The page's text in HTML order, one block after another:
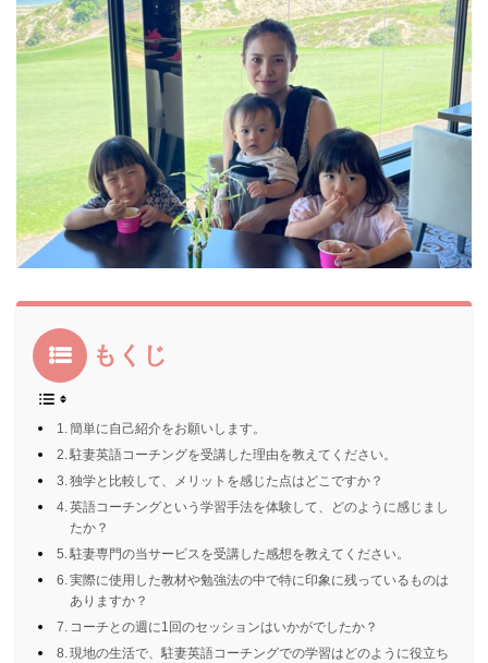
もくじ
簡単に自己紹介をお願いします。
駐妻英語コーチングを受講した理由を教えてください。
独学と比較して、メリットを感じた点はどこですか？
英語コーチングという学習手法を体験して、どのように感じまし
たか？
駐妻専門の当サービスを受講した感想を教えてください。
実際に使用した教材や勉強法の中で特に印象に残っているものは
ありますか？
コーチとの週に1回のセッションはいかがでしたか？
現地の生活で、駐妻英語コーチングでの学習はどのように役立ち